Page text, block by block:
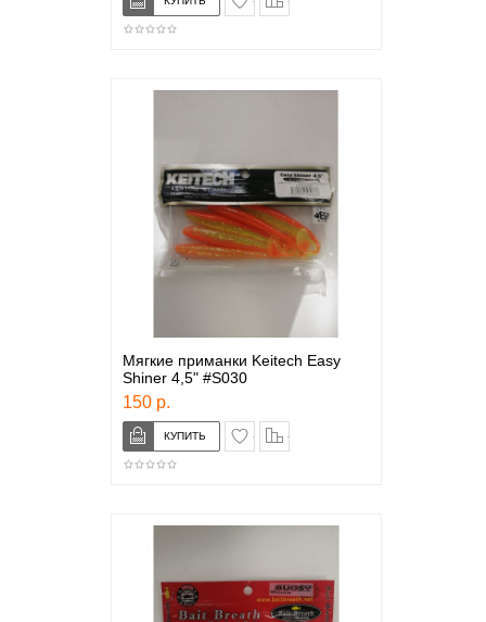
Мягкие приманки Keitech Easy
Shiner 4,5" #S030
150 р.
в закладки